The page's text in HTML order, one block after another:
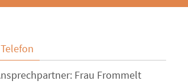
Telefon
Frau Frommelt